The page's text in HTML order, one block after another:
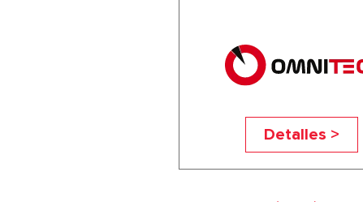
Detalles >